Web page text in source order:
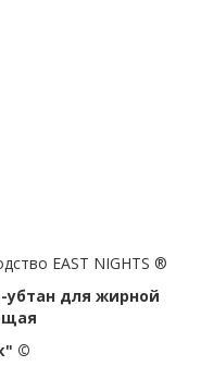
EAST NIGHTS ®
убтан для жирной
©